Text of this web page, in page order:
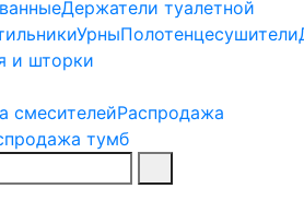
Держатели туалетной
УрныПолотенцесушители
и шторки
смесителейРаспродажа
тумб